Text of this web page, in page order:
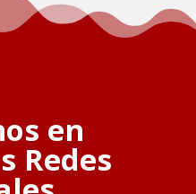
en
Redes